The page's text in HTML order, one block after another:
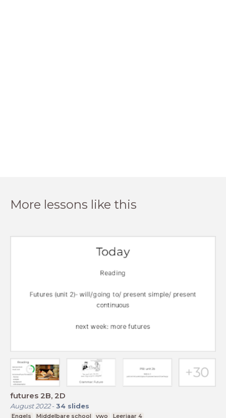
More lessons like this
futures 2B, 2D
August 2022- 34 slides
Engels Middelbare school vwo Leerjaar 4